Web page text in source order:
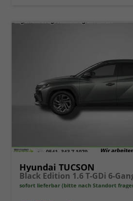
Hyundai TUCSON
Black Edition 1.6 T-GDi 6-
sofort lieferbar (bitte nach Standort